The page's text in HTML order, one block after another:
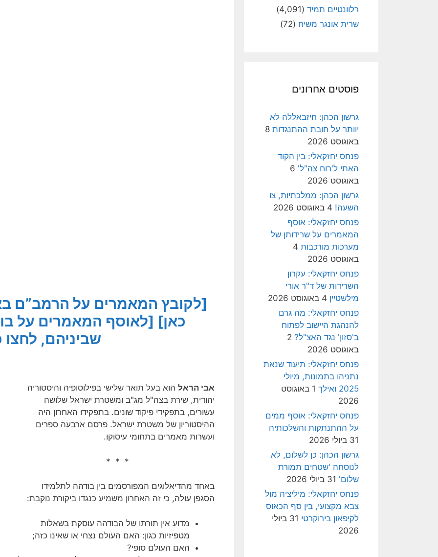
[לקובץ המאמרים על הרמב”ם
כאן] [לאוסף המאמרים על
שביניהם, לחצו
אבי הראל הוא בעל תואר שלישי בפילוסופיה והיסטוריה
יהודית, שירת בצה"ל מג"ב ומשטרת ישראל שלושה
עשורים, בתפקידי פיקוד שונים. בתפקידו האחרון היה
ההיסטוריון של משטרת ישראל. פרסם ארבעה ספרים
ועשרות מאמרים בתחומי עיסוקו.
* * *
באחד מהדיאלוגים המפורסמים בין בודהה לתלמידו
הסגפן עולה, כי זה האחרון משמיע כנגדו ביקורת נוקבת:
מדוע אין תורתו של הבודהה עוסקת בשאלות
מטפיזיות כגון: האם העולם נצחי או שאינו כזה;
האם העולם סופי?
רלוונטיים תמיד (4,091)
שרית אונגר משיח (72)
פוסטים אחרונים
גרשון הכהן: חיזבאללה לא
יוותר על חובת ההתנגדות 8
באוגוסט 2026
פנחס יחזקאלי: בין הקוד
האתי ל'רוח צה"ל' 6
באוגוסט 2026
גרשון הכהן: ממלכתיות, צו
השעה! 4 באוגוסט 2026
פנחס יחזקאלי: אוסף
המאמרים על שרידותן של
מערכות מורכבות 4
באוגוסט 2026
פנחס יחזקאלי: עקרון
השרידות של ד"ר אורי
מילשטיין 4 באוגוסט 2026
פנחס יחזקאלי: מה גרם
להנהגת היישוב לפתוח
ב'סזון' נגד האצ"ל? 2
באוגוסט 2026
פנחס יחזקאלי: תיעוד שנאת
נתניהו בתמונות, מיולי
2025 ואילך
1 באוגוסט
2026
פנחס יחזקאלי: אוסף ממים
על ההתנתקות והשלכותיה
31 ביולי 2026
גרשון הכהן: כן לשלום, לא
לנוסחה 'שטחים תמורת
שלום' 31 ביולי 2026
פנחס יחזקאלי: מיליציה מול
צבא מקצועי, בין סף הכאוס
לקיפאון בירוקרטי
31 ביולי
2026